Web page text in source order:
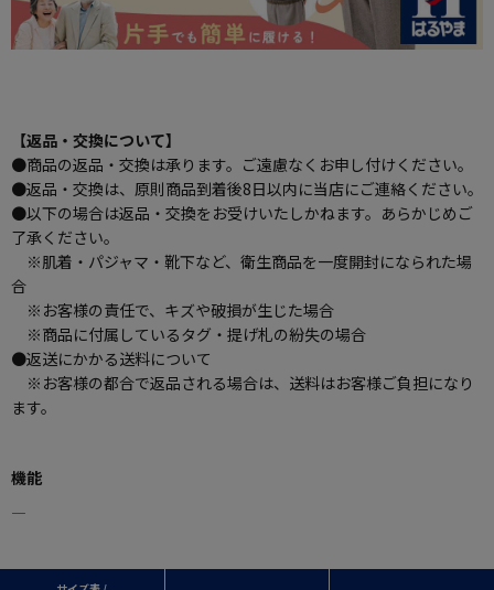
【返品・交換について】
●商品の返品・交換は承ります。ご遠慮なくお申し付けください。
●返品・交換は、原則商品到着後8日以内に当店にご連絡ください。
●以下の場合は返品・交換をお受けいたしかねます。あらかじめご
了承ください。
※肌着・パジャマ・靴下など、衛生商品を一度開封になられた場
合
※お客様の責任で、キズや破損が生じた場合
※商品に付属しているタグ・提げ札の紛失の場合
●返送にかかる送料について
※お客様の都合で返品される場合は、送料はお客様ご負担になり
ます。
機能
―